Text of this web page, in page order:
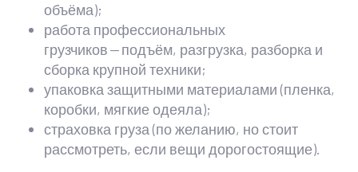
объёма);
работа профессиональных
грузчиков — подъём, разгрузка, разборка и
сборка крупной техники;
упаковка защитными материалами (пленка,
коробки, мягкие одеяла);
страховка груза (по желанию, но стоит
рассмотреть, если вещи дорогостоящие).